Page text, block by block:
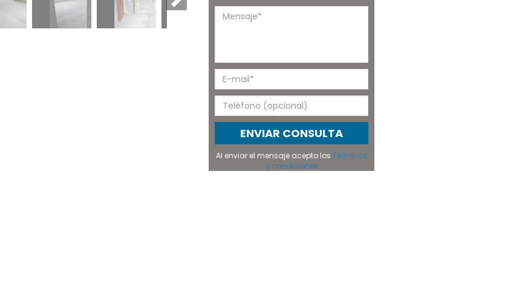
ENVIAR CONSULTA
Al enviar el mensaje acepto losTérminos
y condiciones